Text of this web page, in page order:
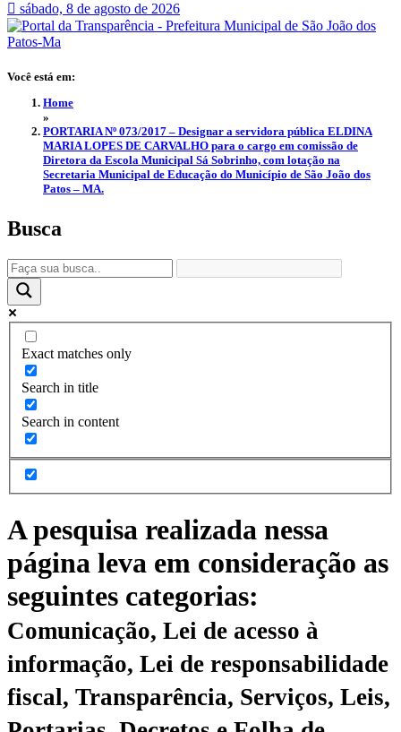
sábado, 8 de agosto de 2026
Você está em:
Home
»
PORTARIA Nº 073/2017 – Designar a servidora pública ELDINA
MARIA LOPES DE CARVALHO para o cargo em comissão de
Diretora da Escola Municipal Sá Sobrinho, com lotação na
Secretaria Municipal de Educação do Município de São João dos
Patos – MA.
Busca
Exact matches only
Search in title
Search in content
A pesquisa realizada nessa
página leva em consideração as
seguintes categorias:
Comunicação, Lei de acesso à
informação, Lei de responsabilidade
fiscal, Transparência, Serviços, Leis,